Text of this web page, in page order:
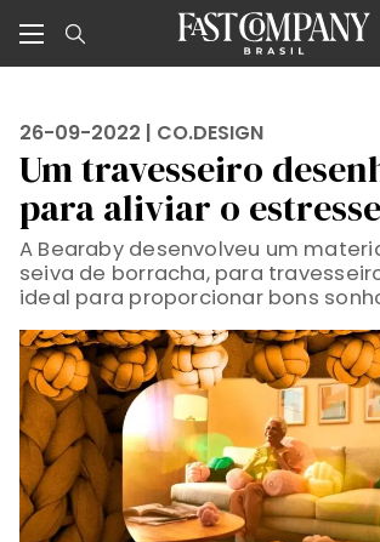
26-09-2022 | CO.DESIGN
Um travesseiro
para aliviar o estresse
A Bearaby desenvolveu um
seiva de borracha, para
ideal para proporcionar bons